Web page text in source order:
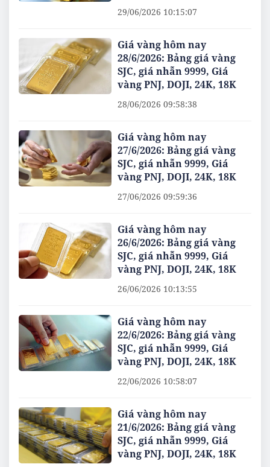
29/06/2026 10:15:07
Giá vàng hôm nay
28/6/2026: Bảng giá vàng
SJC, giá nhẫn 9999, Giá
vàng PNJ, DOJI, 24K, 18K
28/06/2026 09:58:38
Giá vàng hôm nay
27/6/2026: Bảng giá vàng
SJC, giá nhẫn 9999, Giá
vàng PNJ, DOJI, 24K, 18K
27/06/2026 09:59:36
Giá vàng hôm nay
26/6/2026: Bảng giá vàng
SJC, giá nhẫn 9999, Giá
vàng PNJ, DOJI, 24K, 18K
26/06/2026 10:13:55
Giá vàng hôm nay
22/6/2026: Bảng giá vàng
SJC, giá nhẫn 9999, Giá
vàng PNJ, DOJI, 24K, 18K
22/06/2026 10:58:07
Giá vàng hôm nay
21/6/2026: Bảng giá vàng
SJC, giá nhẫn 9999, Giá
vàng PNJ, DOJI, 24K, 18K